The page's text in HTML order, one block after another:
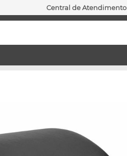
Central de Atendimento